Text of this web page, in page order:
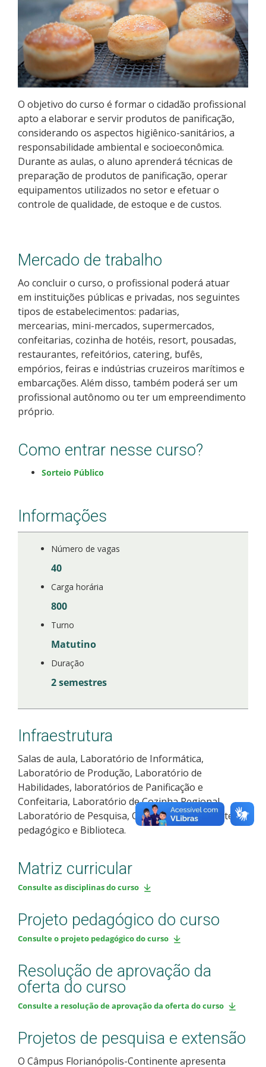
Especialização
Educação a Distância
Processo de Inscrição
Resultados
Calendário de inscrições
Processos Seletivos
Cotas
Inscrições e acompanhamento
Orientações para Matrícula
Provas e Gabaritos
O objetivo do curso é formar o cidadão profissional
apto a elaborar e servir produtos de panificação,
considerando os aspectos higiênico-sanitários, a
responsabilidade ambiental e socioeconômica.
Durante as aulas, o aluno aprenderá técnicas de
preparação de produtos de panificação, operar
equipamentos utilizados no setor e efetuar o
controle de qualidade, de estoque e de custos.
Mercado de trabalho
Ao concluir o curso, o profissional poderá atuar
em instituições públicas e privadas, nos seguintes
tipos de estabelecimentos: padarias,
mercearias, mini-mercados, supermercados,
confeitarias, cozinha de hotéis, resort, pousadas,
restaurantes, refeitórios, catering, bufês,
empórios, feiras e indústrias cruzeiros marítimos e
embarcações. Além disso, também poderá ser um
profissional autônomo ou ter um empreendimento
próprio.
Como entrar nesse curso?
Sorteio Público
Informações
Número de vagas
40
Carga horária
800
Turno
Matutino
Duração
2 semestres
Infraestrutura
Salas de aula, Laboratório de Informática,
Laboratório de Produção, Laboratório de
Habilidades, laboratórios de Panificação e
Confeitaria, Laboratório de Cozinha Regional,
Laboratório de Pesquisa, Cambuza, Restaurante
pedagógico e Biblioteca.
Matriz curricular
Consulte as disciplinas do curso
Projeto pedagógico do curso
Consulte o projeto pedagógico do curso
Resolução de aprovação da
oferta do curso
Consulte a resolução de aprovação da oferta do curso
Projetos de pesquisa e extensão
O Câmpus Florianópolis-Continente apresenta